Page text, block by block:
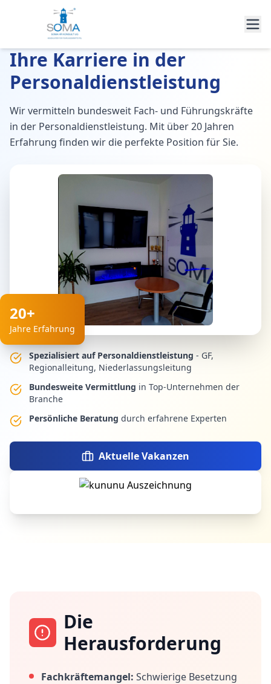
Ihre Karriere in der
Personaldienstleistung
Wir vermitteln bundesweit Fach- und Führungskräfte
in der Personaldienstleistung. Mit über 20 Jahren
Erfahrung finden wir die perfekte Position für Sie.
20+
Jahre Erfahrung
Spezialisiert auf Personaldienstleistung - GF,
Regionalleitung, Niederlassungsleitung
Bundesweite Vermittlung in Top-Unternehmen der
Branche
Persönliche Beratung durch erfahrene Experten
Aktuelle Vakanzen
Die
Herausforderung
Fachkräftemangel: Schwierige Besetzung